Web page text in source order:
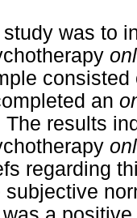
was to
an
The results
regarding
subjective